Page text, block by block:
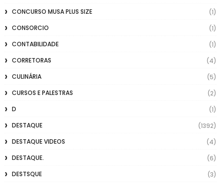
CONCURSO MUSA PLUS SIZE
(1)
CONSORCIO
(1)
CONTABILIDADE
(1)
CORRETORAS
(4)
CULINÁRIA
(5)
CURSOS E PALESTRAS
(2)
D
(1)
DESTAQUE
(1392)
DESTAQUE VIDEOS
(4)
DESTAQUE.
(6)
DESTSQUE
(3)